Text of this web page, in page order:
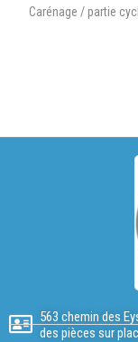
Carénage / partie
563 chemin des
des pièces sur